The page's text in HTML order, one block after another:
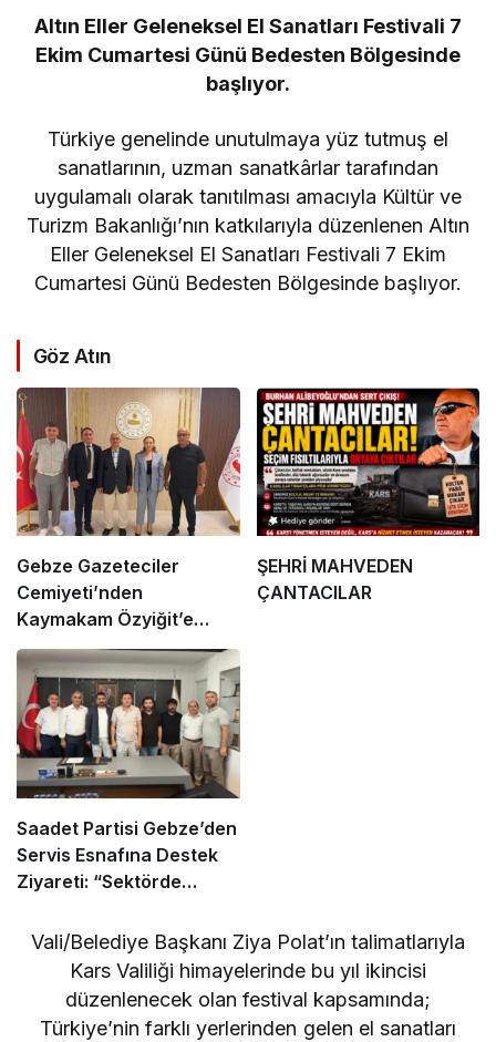
Altın Eller Geleneksel El Sanatları Festivali 7
Ekim Cumartesi Günü Bedesten Bölgesinde
başlıyor.
Türkiye genelinde unutulmaya yüz tutmuş el
sanatlarının, uzman sanatkârlar tarafından
uygulamalı olarak tanıtılması amacıyla Kültür ve
Turizm Bakanlığı’nın katkılarıyla düzenlenen Altın
Eller Geleneksel El Sanatları Festivali 7 Ekim
Cumartesi Günü Bedesten Bölgesinde başlıyor.
Göz Atın
Gebze Gazeteciler
Cemiyeti’nden
Kaymakam Özyiğit’e
Ziyaret
ŞEHRİ MAHVEDEN
ÇANTACILAR
Saadet Partisi Gebze’den
Servis Esnafına Destek
Ziyareti: “Sektörde
Vali/Belediye Başkanı Ziya Polat’ın talimatlarıyla
Kars Valiliği himayelerinde bu yıl ikincisi
düzenlenecek olan festival kapsamında;
Türkiye’nin farklı yerlerinden gelen el sanatları